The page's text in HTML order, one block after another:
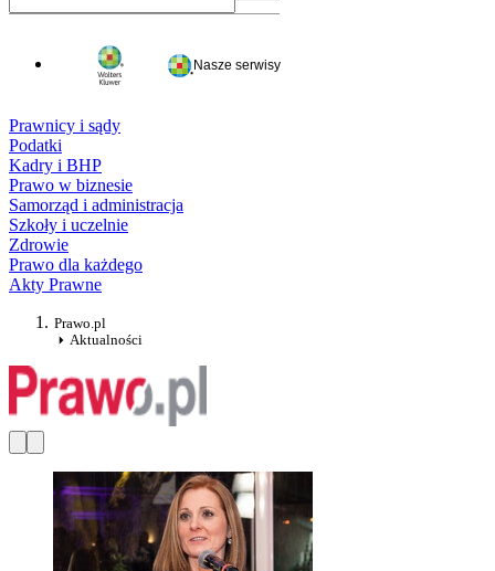
Nasze serwisy
Prawnicy i sądy
Podatki
Kadry i BHP
Prawo w biznesie
Samorząd i administracja
Szkoły i uczelnie
Zdrowie
Prawo dla każdego
Akty Prawne
Prawo.pl
Aktualności